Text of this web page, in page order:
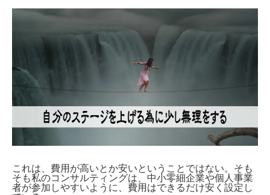
これは、費用が高いとか安いということではない。そも
そも私のコンサルティングは、中小零細企業や個人事業
者が参加しやすいように、費用はできるだけ安く設定し